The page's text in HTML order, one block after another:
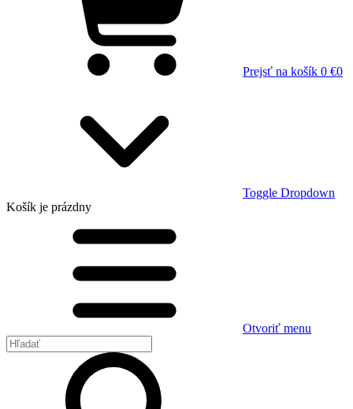
Prejsť na košík 0 €0
Toggle Dropdown
Košík je prázdny
Otvoriť menu